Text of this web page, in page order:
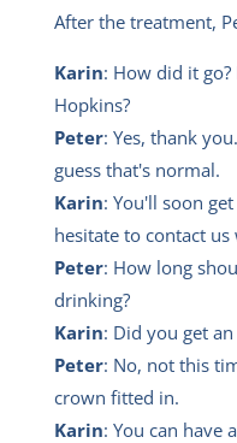
After the treatment,
Karin: How did it
Hopkins?
Peter: Yes, thank
guess that's normal.
Karin: You'll soon
hesitate to contact
Peter: How long
drinking?
Karin: Did you get
Peter: No, not this
crown fitted in.
Karin: You can have